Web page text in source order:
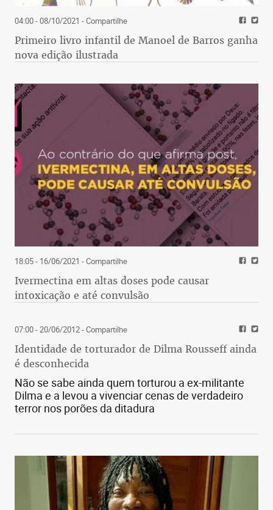
04:00 - 08/10/2021 - Compartilhe
Primeiro livro infantil de Manoel de Barros ganha
nova edição ilustrada
18:05 - 16/06/2021 - Compartilhe
Ivermectina em altas doses pode causar
intoxicação e até convulsão
07:00 - 20/06/2012- Compartilhe
Identidade de torturador de Dilma Rousseff ainda
é desconhecida
Não se sabe ainda quem torturou a ex-militante
Dilma e a levou a vivenciar cenas de verdadeiro
terror nos porões da ditadura